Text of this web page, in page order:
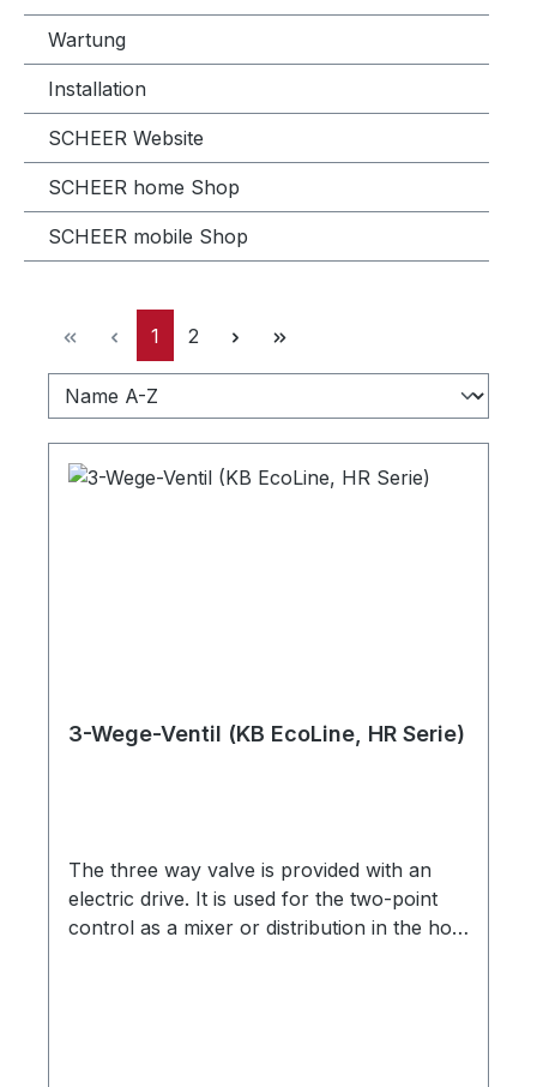
Wartung
Installation
SCHEER Website
SCHEER home Shop
SCHEER mobile Shop
Seite
1 Seite
2
3-Wege-Ventil (KB EcoLine, HR Serie)
The three way valve is provided with an
electric drive. It is used for the two-point
control as a mixer or distribution in the hot